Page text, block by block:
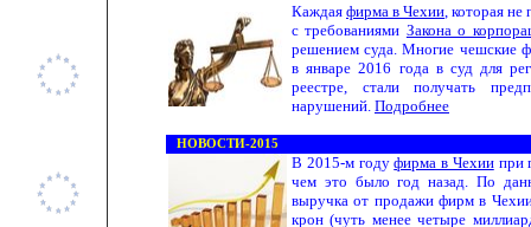
Каждая фирма в Чехии , которая
с требованиями Закона о
решением суда. Многие чешские
в январе 2016 года в суд для
реестре, стали получать
нарушений. Подробнее
НОВОСТИ-2015
В 2015-м годуфирма в Чехиипри
чем это было год назад. По
выручка от продажи фирм в
крон (чуть менее четыре